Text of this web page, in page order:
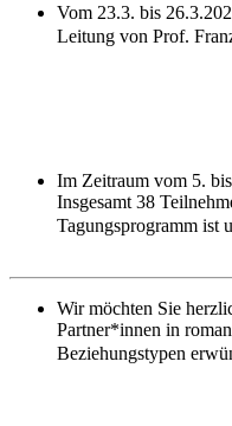
Vom 23.3. bis
Leitung von Prof.
Im Zeitraum vom 5.
Insgesamt 38
Tagungsprogramm ist
Wir möchten Sie
Partner*innen in
Beziehungstypen